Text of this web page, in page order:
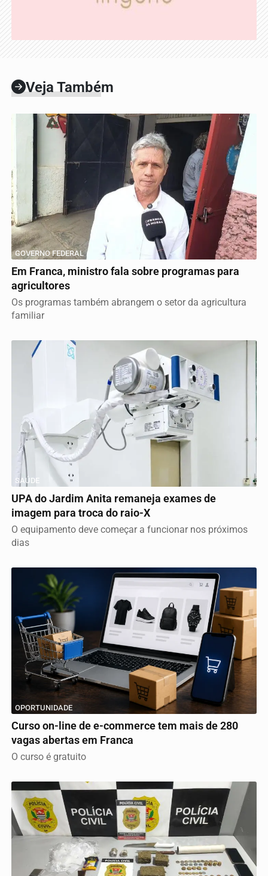
Veja Também
GOVERNO FEDERAL
Em Franca, ministro fala sobre programas para
agricultores
Os programas também abrangem o setor da agricultura
familiar
SAÚDE
UPA do Jardim Anita remaneja exames de
imagem para troca do raio-X
O equipamento deve começar a funcionar nos próximos
dias
OPORTUNIDADE
Curso on-line de e-commerce tem mais de 280
vagas abertas em Franca
O curso é gratuito